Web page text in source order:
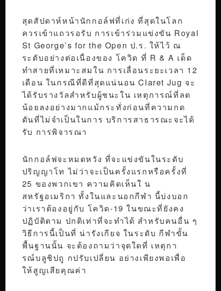
สุดสัปดาห์หน้านักกอล์ฟที่เก่ง ที่สุดในโลก
ควรเข้าแถวรอรับ การเข้าร่วมแข่งขัน Royal
St George’s for the Open ป.ร. ให้ไว้ ณ
ระดับอย่างต่อเนื่องของ โควิด ที่ R & A เด็ด
ทำสายที่เหมาะสมใน การเลื่อนระยะเวลา 12
เดือน ในกรณีที่ดีที่สุดแน่นอน Claret Jug จะ
ได้รับรางวัลสำหรับผู้ชนะใน เหตุการณ์ที่ลด
น้อยลงอย่างมากแม้กระทั่งก่อนที่ความกด
ดันที่ไม่จำเป็นในการ บริการสาธารณะจะได้
รับ การพิจารณา
นักกอล์ฟจะหมดหวัง ที่จะแข่งขันในระดับ
ปริญญาโท ไม่ว่าจะเป็นครั้งแรกหรือครั้งที่
25 ของพวกเขา ความคิดเห็นใ น
สหรัฐอเมริกา ทั้งในและนอกกีฬา นี้บ่งบอก
ว่าเราต้องอยู่กับ โควิด-19 ในขณะที่ยังคง
ปฏิบัติตาม ปกติเท่าที่จะทำได้ สำหรับคนอื่น ๆ
วิธีการนี้เป็นที่ น่ารังเกียจ ในระดับ กีฬาขั้น
พื้นฐานนั้น จะต้องถามว่าจุดใดที่ เหตุกา
รณ์บลูชิปถู กปรับเปลี่ยน อย่างเพียงพอเพื่อ
ให้สูญเสียคุณค่า